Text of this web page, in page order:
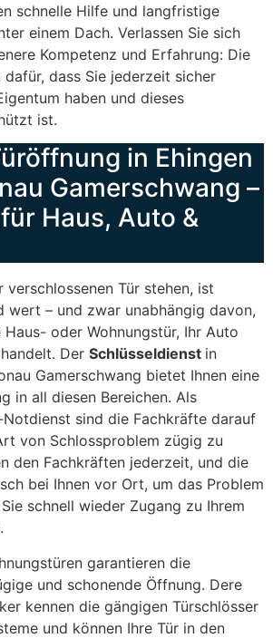
schnelle Hilfe und langfristige
einem Dach. Verlassen Sie sich
Kompetenz und Erfahrung: Die
dass Sie jederzeit sicher
haben und dieses
ist.
in Ehingen
Gamerschwang –
Haus, Auto &
verschlossenen Tür stehen, ist
wert – und zwar unabhängig davon,
oder Wohnungstür, Ihr Auto
Der Schlüsseldienst in
Gamerschwang bietet Ihnen eine
in all diesen Bereichen. Als
sind die Fachkräfte darauf
von Schlossproblem zügig zu
den Fachkräften jederzeit, und die
bei Ihnen vor Ort, um das Problem
schnell wieder Zugang zu Ihrem
garantieren die
und schonende Öffnung. Dere
kennen die gängigen Türschlösser
und können Ihre Tür in den